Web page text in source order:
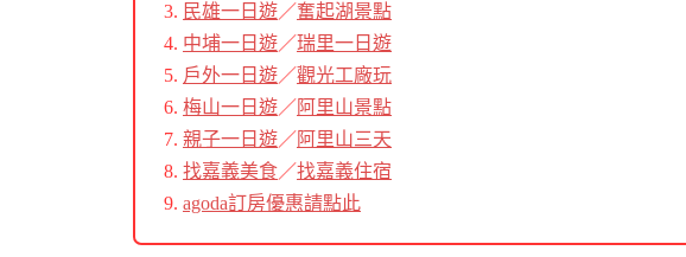
民雄一日遊／奮起湖景點
中埔一日遊／瑞里一日遊
戶外一日遊／觀光工廠玩
梅山一日遊／ 阿里山景點
親子一日遊／ 阿里山三天
找嘉義美食／找嘉義住宿
agoda訂房優惠請點此